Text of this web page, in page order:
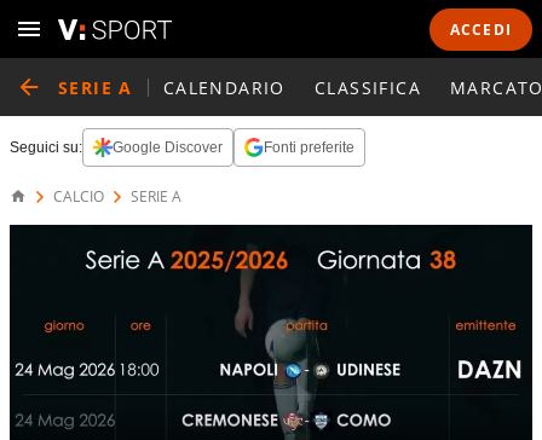
ACCEDI
SERIE A CALENDARIO CLASSIFICA
Seguici su: Google Discover Fonti preferite
CALCIO SERIE A